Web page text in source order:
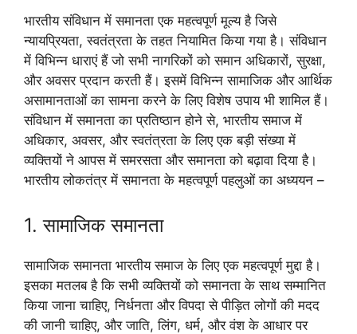
भारतीय संविधान में समानता एक महत्वपूर्ण मूल्य है जिसे
न्यायप्रियता, स्वतंत्रता के तहत नियामित किया गया है। संविधान
में विभिन्न धाराएं हैं जो सभी नागरिकों को समान अधिकारों, सुरक्षा,
और अवसर प्रदान करती हैं। इसमें विभिन्न सामाजिक और आर्थिक
असामानताओं का सामना करने के लिए विशेष उपाय भी शामिल हैं।
संविधान में समानता का प्रतिष्ठान होने से, भारतीय समाज में
अधिकार, अवसर, और स्वतंत्रता के लिए एक बड़ी संख्या में
व्यक्तियों ने आपस में समरसता और समानता को बढ़ावा दिया है।
भारतीय लोकतंत्र में समानता के महत्वपूर्ण पहलुओं का अध्ययन –
1. सामाजिक समानता
सामाजिक समानता भारतीय समाज के लिए एक महत्वपूर्ण मुद्दा है।
इसका मतलब है कि सभी व्यक्तियों को समानता के साथ सम्मानित
किया जाना चाहिए, निर्धनता और विपदा से पीड़ित लोगों की मदद
की जानी चाहिए, और जाति, लिंग, धर्म, और वंश के आधार पर